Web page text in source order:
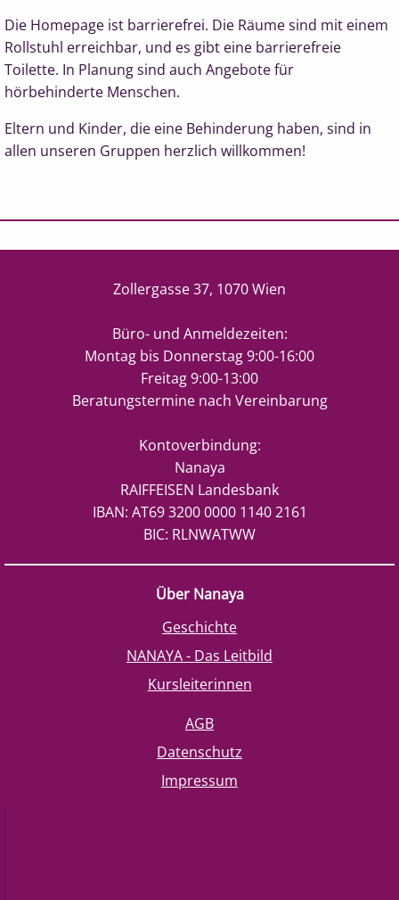
Die Homepage ist barrierefrei. Die Räume sind mit einem
Rollstuhl erreichbar, und es gibt eine barrierefreie
Toilette. In Planung sind auch Angebote für
hörbehinderte Menschen.
Eltern und Kinder, die eine Behinderung haben, sind in
allen unseren Gruppen herzlich willkommen!
Über Nanaya
Geschichte
NANAYA - Das Leitbild
Kursleiterinnen
AGB
Datenschutz
Impressum
Zollergasse 37, 1070 Wien
Büro- und Anmeldezeiten:
Montag bis Donnerstag 9:00-16:00
Freitag 9:00-13:00
Beratungstermine nach Vereinbarung
Kontoverbindung:
Nanaya
RAIFFEISEN Landesbank
IBAN: AT69 3200 0000 1140 2161
BIC: RLNWATWW